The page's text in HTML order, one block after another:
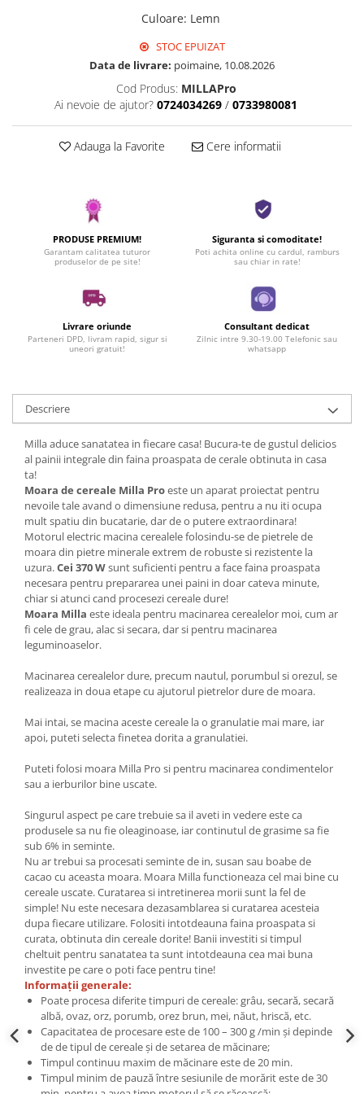
Culoare: Lemn
STOC EPUIZAT
Data de livrare: poimaine, 10.08.2026
Cod Produs: MILLAPro
Ai nevoie de ajutor? 0724034269 / 0733980081
Adauga la Favorite Cere informatii
PRODUSE PREMIUM!
Garantam calitatea tuturor
produselor de pe site!
Siguranta si comoditate!
Poti achita online cu cardul, ramburs
sau chiar in rate!
Livrare oriunde
Parteneri DPD, livram rapid, sigur si
uneori gratuit!
Consultant dedicat
Zilnic intre 9.30-19.00 Telefonic sau
whatsapp
Descriere
Milla aduce sanatatea in fiecare casa! Bucura-te de gustul delicios
al painii integrale din faina proaspata de cerale obtinuta in casa
ta!
Moara de cereale Milla Proeste un aparat proiectat pentru
nevoile tale avand o dimensiune redusa, pentru a nu iti ocupa
mult spatiu din bucatarie, dar de o putere extraordinara!
Motorul electric macina cerealele folosindu-se de pietrele de
moara din pietre minerale extrem de robuste si rezistente la
uzura.Cei 370 Wsunt suficienti pentru a face faina proaspata
necesara pentru prepararea unei paini in doar cateva minute,
chiar si atunci cand procesezi cereale dure!
Moara Milla este ideala pentru macinarea cerealelor moi, cum ar
fi cele de grau, alac si secara, dar si pentru macinarea
leguminoaselor.
Macinarea cerealelor dure, precum nautul, porumbul si orezul, se
realizeaza in doua etape cu ajutorul pietrelor dure de moara.
Mai intai, se macina aceste cereale la o granulatie mai mare, iar
apoi, puteti selecta finetea dorita a granulatiei.
Puteti folosi moara Milla Pro si pentru macinarea condimentelor
sau a ierburilor bine uscate.
Singurul aspect pe care trebuie sa il aveti in vedere este ca
produsele sa nu fie oleaginoase, iar continutul de grasime sa fie
sub 6% in seminte.
Nu ar trebui sa procesati seminte de in, susan sau boabe de
cacao cu aceasta moara. Moara Milla functioneaza cel mai bine cu
cereale uscate. Curatarea si intretinerea morii sunt la fel de
simple! Nu este necesara dezasamblarea si curatarea acesteia
dupa fiecare utilizare. Folositi intotdeauna faina proaspata si
curata, obtinuta din cereale dorite! Banii investiti si timpul
cheltuit pentru sanatatea ta sunt intotdeauna cea mai buna
investite pe care o poti face pentru tine!
Informaţii generale:
Poate procesa diferite timpuri de cereale: grâu, secară, secară
albă, ovaz, orz, porumb, orez brun, mei, năut, hriscă, etc.
Capacitatea de procesare este de 100 – 300 g /min şi depinde
de de tipul de cereale şi de setarea de măcinare;
Timpul continuu maxim de măcinare este de 20 min.
Timpul minim de pauză între sesiunile de morărit este de 30